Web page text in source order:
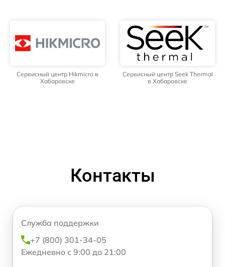
Сервисный центр Hikmicro в
Хабаровске
Сервисный центр Seek Thermal
в Хабаровске
Контакты
Служба поддержки
+7 (800) 301-34-05
Ежедневно с 9:00 до 21:00